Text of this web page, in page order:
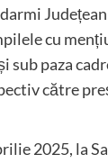
cu
sub paza
către
2025, la